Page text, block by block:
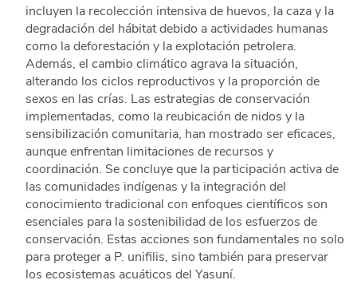
incluyen la recolección intensiva de huevos, la caza y la
degradación del hábitat debido a actividades humanas
como la deforestación y la explotación petrolera.
Además, el cambio climático agrava la situación,
alterando los ciclos reproductivos y la proporción de
sexos en las crías. Las estrategias de conservación
implementadas, como la reubicación de nidos y la
sensibilización comunitaria, han mostrado ser eficaces,
aunque enfrentan limitaciones de recursos y
coordinación. Se concluye que la participación activa de
las comunidades indígenas y la integración del
conocimiento tradicional con enfoques científicos son
esenciales para la sostenibilidad de los esfuerzos de
conservación. Estas acciones son fundamentales no solo
para proteger a P. unifilis, sino también para preservar
los ecosistemas acuáticos del Yasuní.